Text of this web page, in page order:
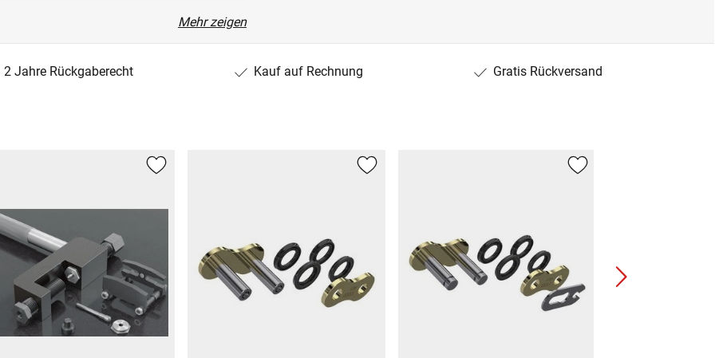
Mehr zeigen
2 Jahre Rückgaberecht Kauf auf Rechnung Gratis Rückversand